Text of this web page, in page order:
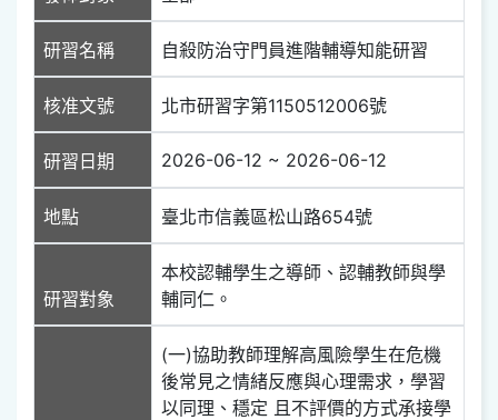
研習名稱 自殺防治守門員進階輔導知能研習
核准文號 北市研習字第1150512006號
研習日期 2026-06-12 ~ 2026-06-12
地點 臺北市信義區松山路654號
研習對象
本校認輔學生之導師、認輔教師與學
輔同仁。
(一)協助教師理解高風險學生在危機
後常見之情緒反應與心理需求，學習
以同理、穩定 且不評價的方式承接學